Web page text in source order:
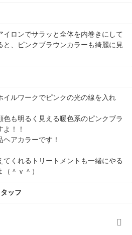
イロンでサラッと全体を内巻きにして
、ピンクブラウンカラーも綺麗に見
イルワークでピンクの光の線を入れ
も明るく見える暖色系のピンクブラ
！！
アカラーです！
くれるトリートメントも一緒にやる
＾ｖ＾）
ッフ